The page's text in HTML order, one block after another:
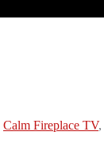
Calm Fireplace TV,